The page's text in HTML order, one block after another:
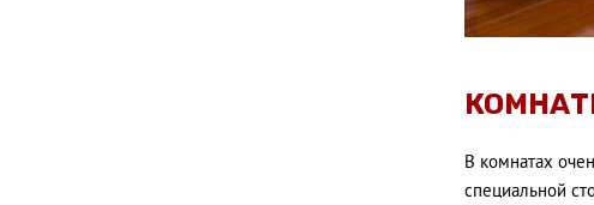
В комнатах
специальной